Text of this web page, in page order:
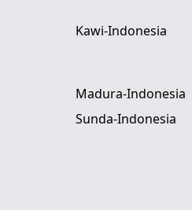
Kawi-Indonesia
Madura-Indonesia
Sunda-Indonesia